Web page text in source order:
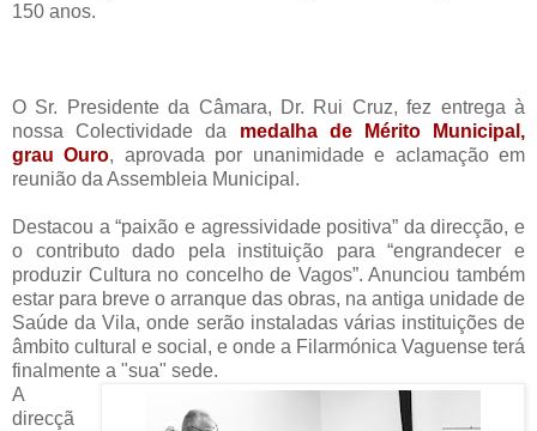
150 anos.
O Sr. Presidente da Câmara, Dr. Rui Cruz, fez entrega à
nossa Colectividade da medalha de Mérito Municipal,
grau Ouro, aprovada por unanimidade e aclamação em
reunião da Assembleia Municipal.
Destacou a “paixão e agressividade positiva” da direcção, e
o contributo dado pela instituição para “engrandecer e
produzir Cultura no concelho de Vagos”. Anunciou também
estar para breve o arranque das obras, na antiga unidade de
Saúde da Vila, onde serão instaladas várias instituições de
âmbito cultural e social, e onde a Filarmónica Vaguense terá
finalmente a "sua" sede.
A
direcçã